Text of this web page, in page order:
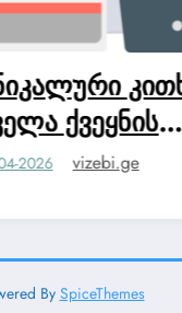
20-04-
BySpiceThemes